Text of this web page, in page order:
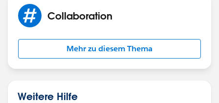
Collaboration
Mehr zu diesem Thema
Weitere Hilfe